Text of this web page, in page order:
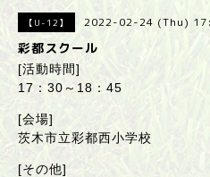
【U-12】 2022-02-24 (Thu)
彩都スクール
[活動時間]
17：30～18：45
[会場]
茨木市立彩都西小学校
[その他]